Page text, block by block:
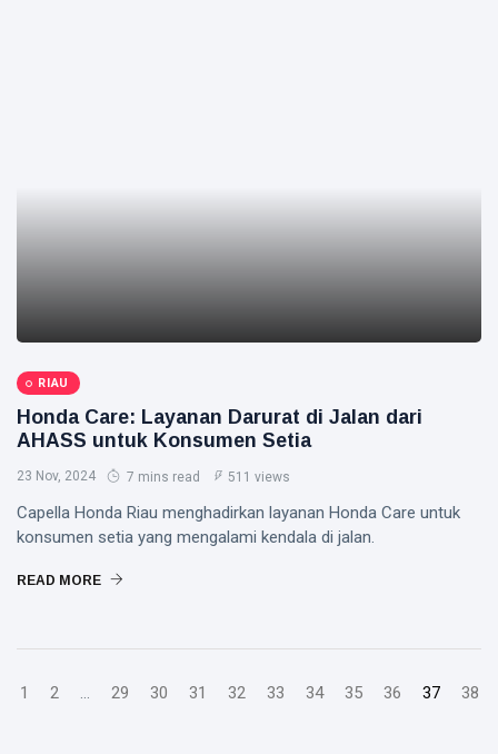
RIAU
Honda Care: Layanan Darurat di Jalan dari
AHASS untuk Konsumen Setia
23 Nov, 2024 7 mins read 511 views
Capella Honda Riau menghadirkan layanan Honda Care untuk
konsumen setia yang mengalami kendala di jalan.
READ MORE
1 2 ... 29 30 31 32 33 34 35 36 37 38